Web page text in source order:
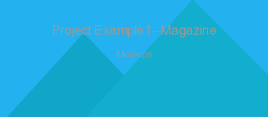
Project Example 1 – Magazine
Mockups